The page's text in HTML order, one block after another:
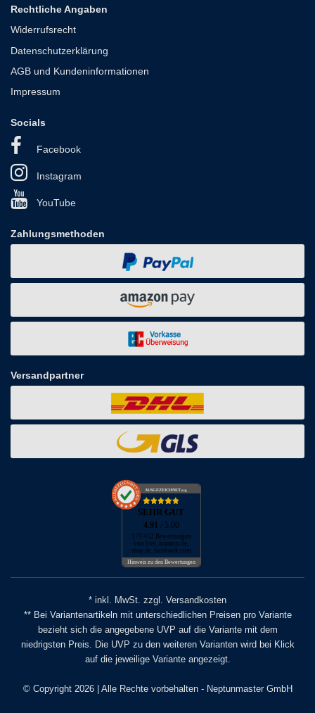
Rechtliche Angaben
Widerrufsrecht
Datenschutzerklärung
AGB und Kundeninformationen
Impressum
Socials
Facebook
Instagram
YouTube
Zahlungsmethoden
Versandpartner
AUSGEZEICHNET.org
SEHR GUT
4.91 / 5.00
173.452 Bewertungen
von hier, amazon.de,
ebay.de, facebook.com
Hinweis zu den Bewertungen
* inkl. MwSt. zzgl. Versandkosten
** Bei Variantenartikeln mit unterschiedlichen Preisen pro Variante
bezieht sich die angegebene UVP auf die Variante mit dem
niedrigsten Preis. Die UVP zu den weiteren Varianten wird bei Klick
auf die jeweilige Variante angezeigt.
© Copyright 2026 | Alle Rechte vorbehalten - Neptunmaster GmbH